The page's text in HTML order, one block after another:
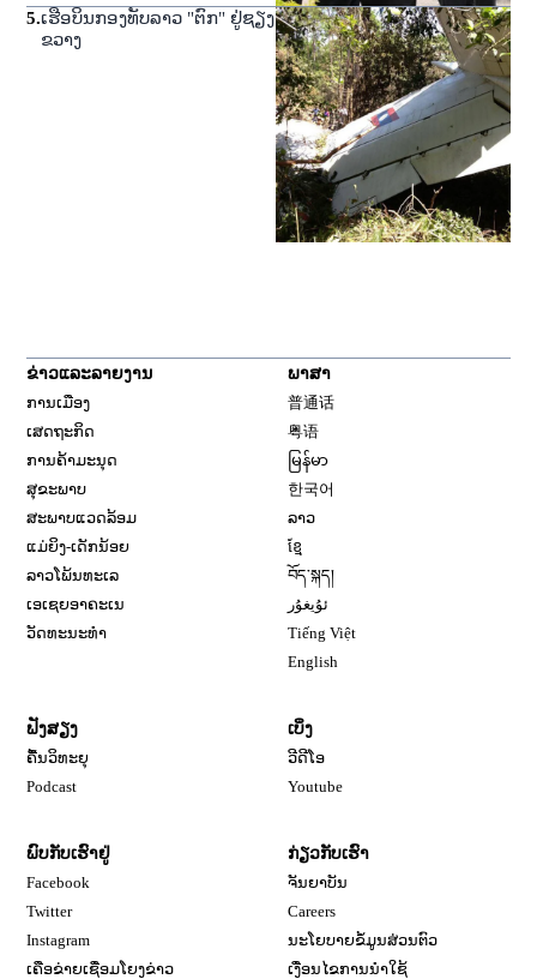
5.ເຮືອບິນກອງທັບລາວ "ຕົກ" ຢູ່ຊຽງ
ຂວາງ
ຂ່າວແລະລາຍງານ
ການເມືອງ
ເສດຖະກິດ
ການຄ້າມະນຸດ
ສຸຂະພາບ
ສະພາບແວດລ້ອມ
ແມ່ຍິງ-ເດັກນ້ອຍ
ລາວໂພ້ນທະເລ
ເອເຊຍອາຄະເນ
ວັດທະນະທຳ
ພາສາ
普通话
粤语
မြန်မာ
한국어
ລາວ
ខ្មែ
བོད་སྐད།
ئۇيغۇر
Tiếng Việt
English
ຟັງສຽງ
ຄື້ນວິທະຍຸ
Podcast
ເບິ່ງ
ວີດີໂອ
Youtube
ພົບກັບເຮົາຢູ່
Facebook
Twitter
Instagram
ເຄືອຂ່າຍເຊື່ອມໂຍງຂ່າວ
ກ່ຽວກັບເຮົາ
ຈັນຍາບັນ
Careers
ນະໂຍບາຍຂໍ້ມູນສ່ວນຕົວ
ເງື່ອນໄຂການນໍາໃຊ້